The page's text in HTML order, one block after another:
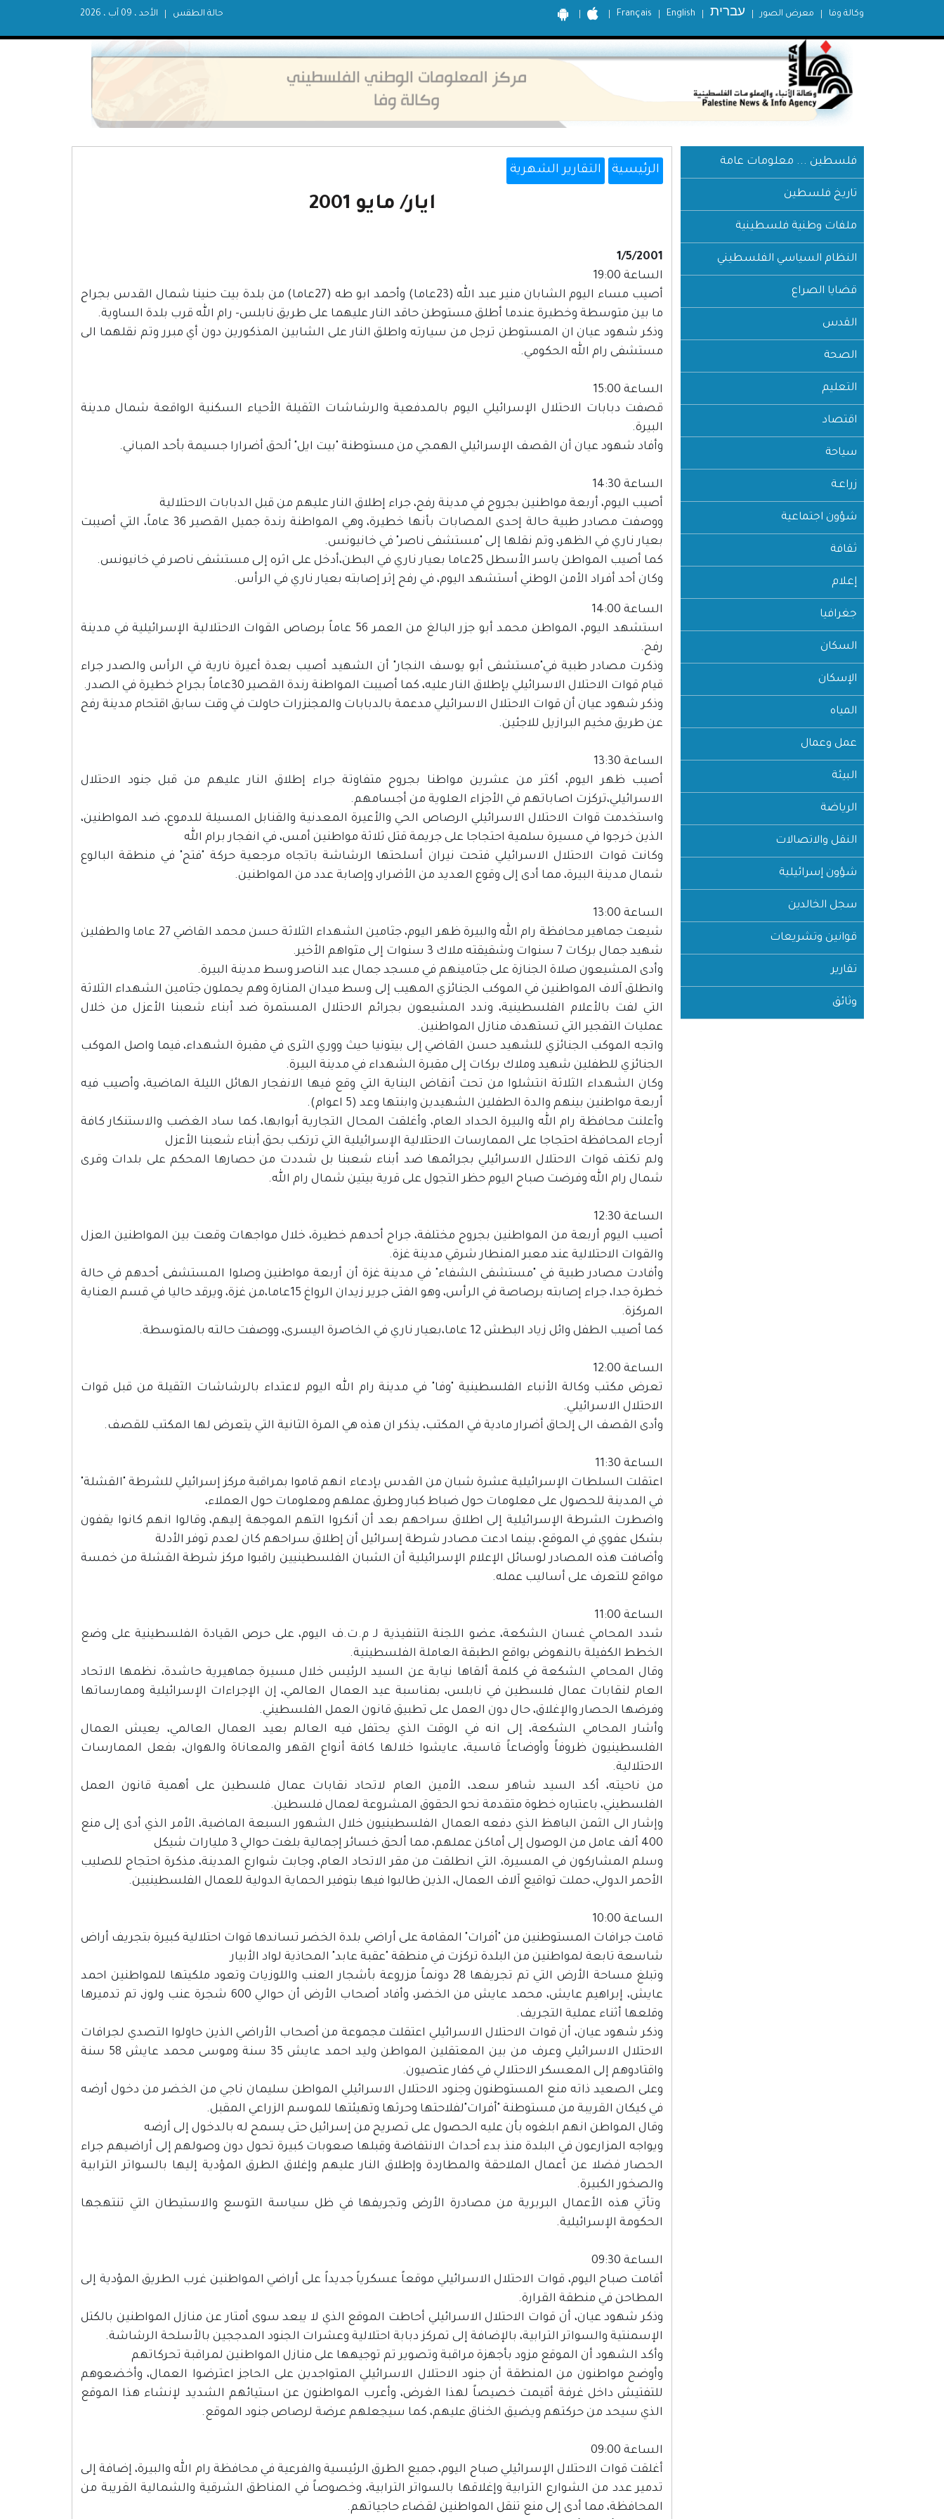
Français English עברית معرض الصور وكالة وفا الأحد ، 09 آب ، 2026 حالة الطقس
فلسطين ... معلومات عامة
تاريخ فلسطين
ملفات وطنية فلسطينية
النظام السياسي الفلسطيني
قضايا الصراع
القدس
الصحة
التعليم
اقتصاد
سياحة
زراعـة
شؤون اجتماعية
ثقافة
إعلام
جغرافيا
السكان
الإسكان
المياه
عمل وعمال
البيئة
الرياضة
النقل والاتصالات
شؤون إسرائيلية
سجل الخالدين
قوانين وتشريعات
تقارير
وثائق
الرئيسية التقارير الشهرية
ايار/ مايو 2001
1/5/2001
الساعة 19:00
أصيب مساء اليوم الشابان منير عبد الله (23عاما) وأحمد ابو طه (27عاما) من بلدة بيت حنينا شمال القدس بجراح
ما بين متوسطة وخطيرة عندما أطلق مستوطن حاقد النار عليهما على طريق نابلس- رام الله قرب بلدة الساوية.
وذكر شهود عيان ان المستوطن ترجل من سيارته واطلق النار على الشابين المذكورين دون أي مبرر وتم نقلهما الى
مستشفى رام الله الحكومي.
الساعة 15:00
قصفت دبابات الاحتلال الإسرائيلي اليوم بالمدفعية والرشاشات الثقيلة الأحياء السكنية الواقعة شمال مدينة
البيرة.
وأفاد شهود عيان أن القصف الإسرائيلي الهمجي من مستوطنة "بيت ايل" ألحق أضرارا جسيمة بأحد المباني.
الساعة 14:30
أصيب اليوم، أربعة مواطنين بجروح في مدينة رفح، جراء إطلاق النار عليهم من قبل الدبابات الاحتلالية
ووصفت مصادر طبية حالة إحدى المصابات بأنها خطيرة، وهي المواطنة رندة جميل القصير 36 عاماً، التي أصيبت
بعيار ناري في الظهر، وتم نقلها إلى "مستشفى ناصر" في خانيونس.
كما أصيب المواطن ياسر الأسطل 25عاما بعيار ناري في البطن،أدخل على اثره إلى مستشفى ناصر في خانيونس.
وكان أحد أفراد الأمن الوطني أستشهد اليوم، في رفح إثر إصابته بعيار ناري في الرأس.
الساعة 14:00
استشهد اليوم، المواطن محمد أبو جزر البالغ من العمر 56 عاماً برصاص القوات الاحتلالية الإسرائيلية في مدينة
رفح.
وذكرت مصادر طبية في"مستشفى أبو يوسف النجار" أن الشهيد أصيب بعدة أعيرة نارية في الرأس والصدر جراء
قيام قوات الاحتلال الاسرائيلي بإطلاق النار عليه، كما أصيبت المواطنة رندة القصير 30عاماً بجراح خطيرة في الصدر.
وذكر شهود عيان أن قوات الاحتلال الاسرائيلي مدعمة بالدبابات والمجنزرات حاولت في وقت سابق اقتحام مدينة رفح
عن طريق مخيم البرازيل للاجئين.
الساعة 13:30
أصيب ظهر اليوم، أكثر من عشرين مواطنا بجروح متفاوتة جراء إطلاق النار عليهم من قبل جنود الاحتلال
الاسرائيلي،تركزت اصاباتهم في الأجزاء العلوية من أجسامهم.
واستخدمت قوات الاحتلال الاسرائيلي الرصاص الحي والأعيرة المعدنية والقنابل المسيلة للدموع، ضد المواطنين،
الذين خرجوا في مسيرة سلمية احتجاجا على جريمة قتل ثلاثة مواطنين أمس، في انفجار برام الله
وكانت قوات الاحتلال الاسرائيلي فتحت نيران أسلحتها الرشاشة باتجاه مرجعية حركة "فتح" في منطقة البالوع
شمال مدينة البيرة، مما أدى إلى وقوع العديد من الأضرار، وإصابة عدد من المواطنين.
الساعة 13:00
شيعت جماهير محافظة رام الله والبيرة ظهر اليوم، جثامين الشهداء الثلاثة حسن محمد القاضي 27 عاما والطفلين
شهيد جمال بركات 7 سنوات وشقيقته ملاك 3 سنوات إلى مثواهم الأخير.
وأدى المشيعون صلاة الجنازة على جثامينهم في مسجد جمال عبد الناصر وسط مدينة البيرة.
وانطلق آلاف المواطنين في الموكب الجنائزي المهيب إلى وسط ميدان المنارة وهم يحملون جثامين الشهداء الثلاثة
التي لفت بالأعلام الفلسطينية، وندد المشيعون بجرائم الاحتلال المستمرة ضد أبناء شعبنا الأعزل من خلال
عمليات التفجير التي تستهدف منازل المواطنين.
واتجه الموكب الجنائزي للشهيد حسن القاضي إلى بيتونيا حيث ووري الثرى في مقبرة الشهداء، فيما واصل الموكب
الجنائزي للطفلين شهيد وملاك بركات إلى مقبرة الشهداء في مدينة البيرة.
وكان الشهداء الثلاثة انتشلوا من تحت أنقاض البناية التي وقع فيها الانفجار الهائل الليلة الماضية، وأصيب فيه
أربعة مواطنين بينهم والدة الطفلين الشهيدين وابنتها وعد (5 اعوام).
وأعلنت محافظة رام الله والبيرة الحداد العام، وأغلقت المحال التجارية أبوابها، كما ساد الغضب والاستنكار كافة
أرجاء المحافظة احتجاجا على الممارسات الاحتلالية الإسرائيلية التي ترتكب بحق أبناء شعبنا الأعزل
ولم تكتف قوات الاحتلال الاسرائيلي بجرائمها ضد أبناء شعبنا بل شددت من حصارها المحكم على بلدات وقرى
شمال رام الله وفرضت صباح اليوم حظر التجول على قرية بيتين شمال رام الله.
الساعة 12:30
أصيب اليوم أربعة من المواطنين بجروح مختلفة، جراح أحدهم خطيرة، خلال مواجهات وقعت بين المواطنين العزل
والقوات الاحتلالية عند معبر المنطار شرقي مدينة غزة.
وأفادت مصادر طبية في "مستشفى الشفاء" في مدينة غزة أن أربعة مواطنين وصلوا المستشفى أحدهم في حالة
خطرة جدا، جراء إصابته برصاصة في الرأس، وهو الفتى جرير زيدان الرواغ 15عاما،من غزة، ويرقد حاليا في قسم العناية
المركزة.
كما أصيب الطفل وائل زياد البطش 12 عاما،بعيار ناري في الخاصرة اليسرى، ووصفت حالته بالمتوسطة.
الساعة 12:00
تعرض مكتب وكالة الأنباء الفلسطينية "وفا" في مدينة رام الله اليوم لاعتداء بالرشاشات الثقيلة من قبل قوات
الاحتلال الاسرائيلي.
وأدى القصف الى إلحاق أضرار مادية في المكتب، يذكر ان هذه هي المرة الثانية التي يتعرض لها المكتب للقصف.
الساعة 11:30
اعتقلت السلطات الإسرائيلية عشرة شبان من القدس بإدعاء انهم قاموا بمراقبة مركز إسرائيلي للشرطة "القشلة"
في المدينة للحصول على معلومات حول ضباط كبار وطرق عملهم ومعلومات حول العملاء،
واضطرت الشرطة الإسرائيلية إلى اطلاق سراحهم بعد أن أنكروا التهم الموجهة إليهم، وقالوا انهم كانوا يقفون
بشكل عفوي في الموقع، بينما ادعت مصادر شرطة إسرائيل أن إطلاق سراحهم كان لعدم توفر الأدلة
وأضافت هذه المصادر لوسائل الإعلام الإسرائيلية أن الشبان الفلسطينيين راقبوا مركز شرطة القشلة من خمسة
مواقع للتعرف على أساليب عمله.
الساعة 11:00
شدد المحامي غسان الشكعة، عضو اللجنة التنفيذية لـ م.ت.ف اليوم، على حرص القيادة الفلسطينية على وضع
الخطط الكفيلة بالنهوض بواقع الطبقة العاملة الفلسطينية.
وقال المحامي الشكعة في كلمة ألقاها نيابة عن السيد الرئيس خلال مسيرة جماهيرية حاشدة، نظمها الاتحاد
العام لنقابات عمال فلسطين في نابلس، بمناسبة عيد العمال العالمي، إن الإجراءات الإسرائيلية وممارساتها
وفرضها الحصار والإغلاق، حال دون العمل على تطبيق قانون العمل الفلسطيني.
وأشار المحامي الشكعة، إلى انه في الوقت الذي يحتفل فيه العالم بعيد العمال العالمي، يعيش العمال
الفلسطينيون ظروفاً وأوضاعاً قاسية، عايشوا خلالها كافة أنواع القهر والمعاناة والهوان، بفعل الممارسات
الاحتلالية.
من ناحيته، أكد السيد شاهر سعد، الأمين العام لاتحاد نقابات عمال فلسطين على أهمية قانون العمل
الفلسطيني، باعتباره خطوة متقدمة نحو الحقوق المشروعة لعمال فلسطين.
وإشار الى الثمن الباهظ الذي دفعه العمال الفلسطينيون خلال الشهور السبعة الماضية، الأمر الذي أدى إلى منع
400 ألف عامل من الوصول إلى أماكن عملهم، مما ألحق خسائر إجمالية بلغت حوالي 3 مليارات شيكل
وسلم المشاركون في المسيرة، التي انطلقت من مقر الاتحاد العام، وجابت شوارع المدينة، مذكرة احتجاج للصليب
الأحمر الدولي، حملت تواقيع آلاف العمال، الذين طالبوا فيها بتوفير الحماية الدولية للعمال الفلسطينيين.
الساعة 10:00
قامت جرافات المستوطنين من "أفرات" المقامة على أراضي بلدة الخضر تساندها قوات احتلالية كبيرة بتجريف أراض
شاسعة تابعة لمواطنين من البلدة تركزت في منطقة "عقبة عابد" المحاذية لواد الأبيار
وتبلغ مساحة الأرض التي تم تجريفها 28 دونماً مزروعة بأشجار العنب واللوزيات وتعود ملكيتها للمواطنين احمد
عايش، إبراهيم عايش، محمد عايش من الخضر، وأفاد أصحاب الأرض أن حوالي 600 شجرة عنب ولوز، تم تدميرها
وقلعها أثناء عملية التجريف.
وذكر شهود عيان، أن قوات الاحتلال الاسرائيلي اعتقلت مجموعة من أصحاب الأراضي الذين حاولوا التصدي لجرافات
الاحتلال الاسرائيلي وعرف من بين المعتقلين المواطن وليد احمد عايش 35 سنة وموسى محمد عايش 58 سنة
واقتادوهم إلى المعسكر الاحتلالي في كفار عتصيون.
وعلى الصعيد ذاته منع المستوطنون وجنود الاحتلال الاسرائيلي المواطن سليمان ناجي من الخضر من دخول أرضه
في كيكان القريبة من مستوطنة "أفرات"لفلاحتها وحرثها وتهيئتها للموسم الزراعي المقبل.
وقال المواطن انهم ابلغوه بأن عليه الحصول على تصريح من إسرائيل حتى يسمح له بالدخول إلى أرضه
ويواجه المزارعون في البلدة منذ بدء أحداث الانتفاضة وقبلها صعوبات كبيرة تحول دون وصولهم إلى أراضيهم جراء
الحصار فضلا عن أعمال الملاحقة والمطاردة وإطلاق النار عليهم وإغلاق الطرق المؤدية إليها بالسواتر الترابية
والصخور الكبيرة.
وتأتي هذه الأعمال البربرية من مصادرة الأرض وتجريفها في ظل سياسة التوسع والاستيطان التي تنتهجها
الحكومة الإسرائيلية.
الساعة 09:30
أقامت صباح اليوم، قوات الاحتلال الاسرائيلي موقعاً عسكرياً جديداً على أراضي المواطنين غرب الطريق المؤدية إلى
المطاحن في منطقة القرارة.
وذكر شهود عيان، أن قوات الاحتلال الاسرائيلي أحاطت الموقع الذي لا يبعد سوى أمتار عن منازل المواطنين بالكتل
الإسمنتية والسواتر الترابية، بالإضافة إلى تمركز دبابة احتلالية وعشرات الجنود المدججين بالأسلحة الرشاشة.
وأكد الشهود أن الموقع مزود بأجهزة مراقبة وتصوير تم توجيهها على منازل المواطنين لمراقبة تحركاتهم
وأوضح مواطنون من المنطقة أن جنود الاحتلال الاسرائيلي المتواجدين على الحاجز اعترضوا العمال، وأخضعوهم
للتفتيش داخل غرفة أقيمت خصيصاً لهذا الغرض، وأعرب المواطنون عن استيائهم الشديد لإنشاء هذا الموقع
الذي سيحد من حركتهم ويضيق الخناق عليهم، كما سيجعلهم عرضة لرصاص جنود الموقع.
الساعة 09:00
أغلقت قوات الاحتلال الإسرائيلي صباح اليوم، جميع الطرق الرئيسية والفرعية في محافظة رام الله والبيرة، إضافة إلى
تدمير عدد من الشوارع الترابية وإغلاقها بالسواتر الترابية، وخصوصاً في المناطق الشرقية والشمالية القريبة من
المحافظة، مما أدى إلى منع تنقل المواطنين لقضاء حاجياتهم.